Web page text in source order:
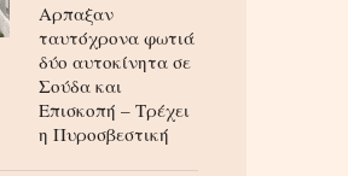
Αρπαξαν
ταυτόχρονα φωτιά
δύο αυτοκίνητα σε
Σούδα και
Επισκοπή – Τρέχει
η Πυροσβεστική